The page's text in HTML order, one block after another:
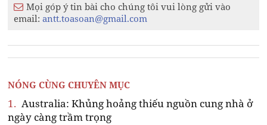
Mọi góp ý tin bài cho chúng tôi vui lòng gửi vào
email:antt.toasoan@gmail.com
NÓNG CÙNG CHUYÊN MỤC
1. Australia: Khủng hoảng thiếu nguồn cung nhà ở
ngày càng trầm trọng